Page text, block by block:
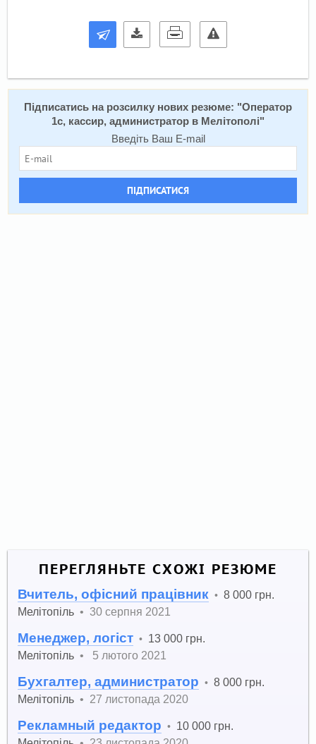
Підписатись на розсилку нових резюме: "Оператор
1c, кассир, администратор в Мелітополі"
Введіть Ваш E-mail
ПІДПИСАТИСЯ
ПЕРЕГЛЯНЬТЕ СХОЖІ РЕЗЮМЕ
Вчитель, офісний працівник •8 000 грн.
Мелітопіль •30 серпня 2021
Менеджер, логіст • 13 000 грн.
Мелітопіль • 5 лютого 2021
Бухгалтер, администратор •8 000 грн.
Мелітопіль • 27 листопада 2020
Рекламный редактор • 10 000 грн.